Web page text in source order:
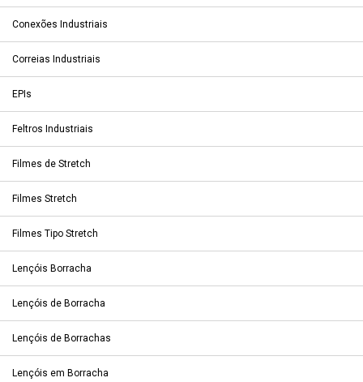
Conexões Industriais
Correias Industriais
EPIs
Feltros Industriais
Filmes de Stretch
Filmes Stretch
Filmes Tipo Stretch
Lençóis Borracha
Lençóis de Borracha
Lençóis de Borrachas
Lençóis em Borracha